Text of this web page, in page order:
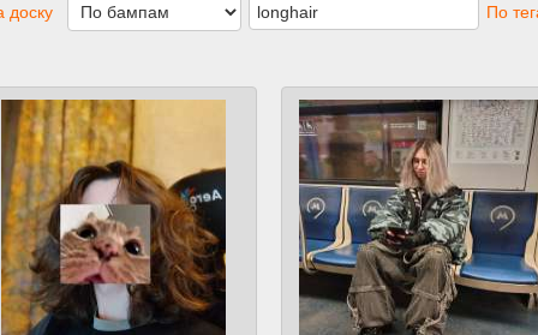
По